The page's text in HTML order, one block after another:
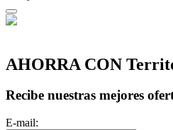
AHORRA CON
Recibe nuestras mejores
E-mail: